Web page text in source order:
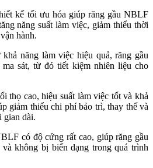
kế tối ưu hóa giúp răng gầu NBLF
năng suất làm việc, giảm thiểu thời
hành.
năng làm việc hiệu quả, răng gầu
sát, từ đó tiết kiệm nhiên liệu cho
thọ cao, hiệu suất làm việc tốt và khả
giảm thiểu chi phí bảo trì, thay thế và
gian dài.
có độ cứng rất cao, giúp răng gầu
không bị biến dạng trong quá trình